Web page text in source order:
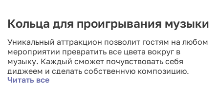
Кольца для проигрывания музыки
Уникальный аттракцион позволит гостям на любом
мероприятии превратить все цвета вокруг в
музыку. Каждый сможет почувствовать себя
диджеем и сделать собственную композицию.
Создавать мелодии возможно не только одному
Читать все